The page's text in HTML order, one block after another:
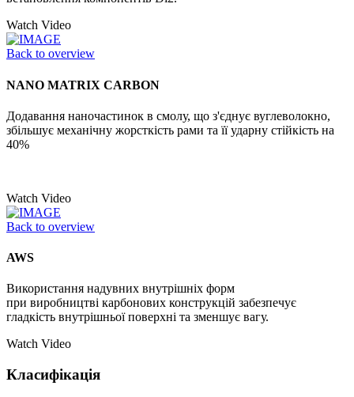
Watch Video
Back to overview
NANO MATRIX CARBON
Додавання наночастинок в смолу, що з'єднує вуглеволокно,
збільшує механічну жорсткість рами та її ударну стійкість на
40%
Watch Video
Back to overview
AWS
Використання надувних внутрішніх форм
при виробництві карбонових конструкцій забезпечує
гладкість внутрішньої поверхні та зменшує вагу.
Watch Video
Класифікація